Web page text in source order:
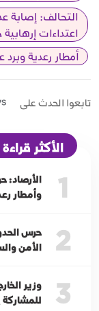
اعتداءات إرهابية
أمطار رعدية وبرد
تابعوا الحدث على
الأكثر قراءة
1
الأرصاد:
وأمطار
2
حرس
الأمن
3
وزير